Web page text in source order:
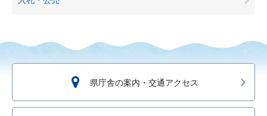
県庁舎の案内・交通アクセス